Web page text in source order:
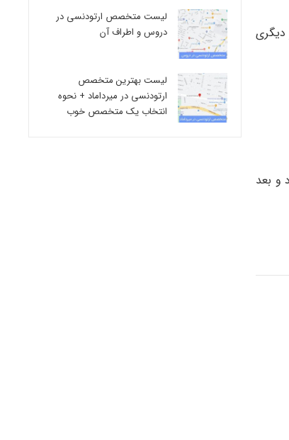
دیگری
و بعد
لیست متخصص ارتودنسی در
دروس و اطراف آن
لیست بهترین متخصص
ارتودنسی در میرداماد + نحوه
انتخاب یک متخصص خوب